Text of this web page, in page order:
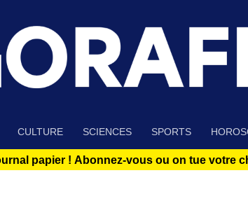
CULTURE SCIENCES SPORTS
papier ! Abonnez-vous ou on tue votre